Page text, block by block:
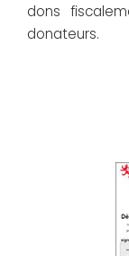
dons
donateurs.